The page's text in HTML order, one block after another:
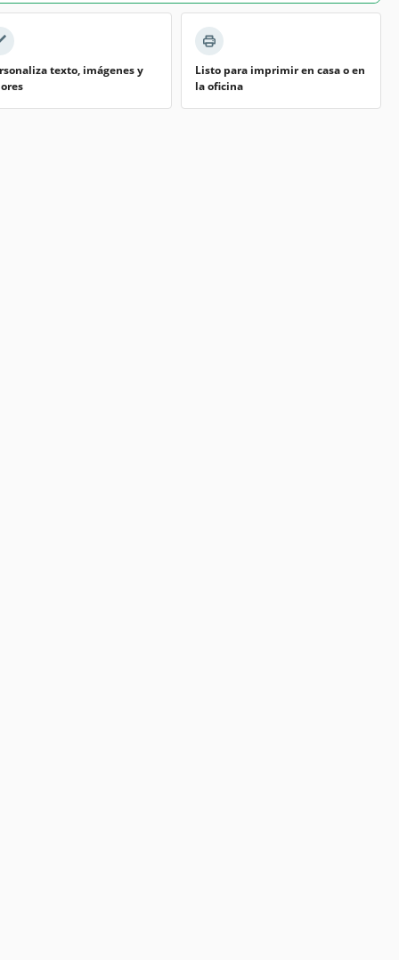
texto, imágenes y
Listo para imprimir en casa o en
la oficina